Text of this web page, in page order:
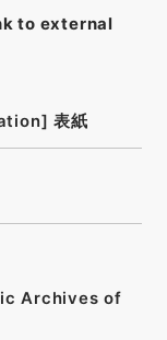
to external
表紙
Archives of